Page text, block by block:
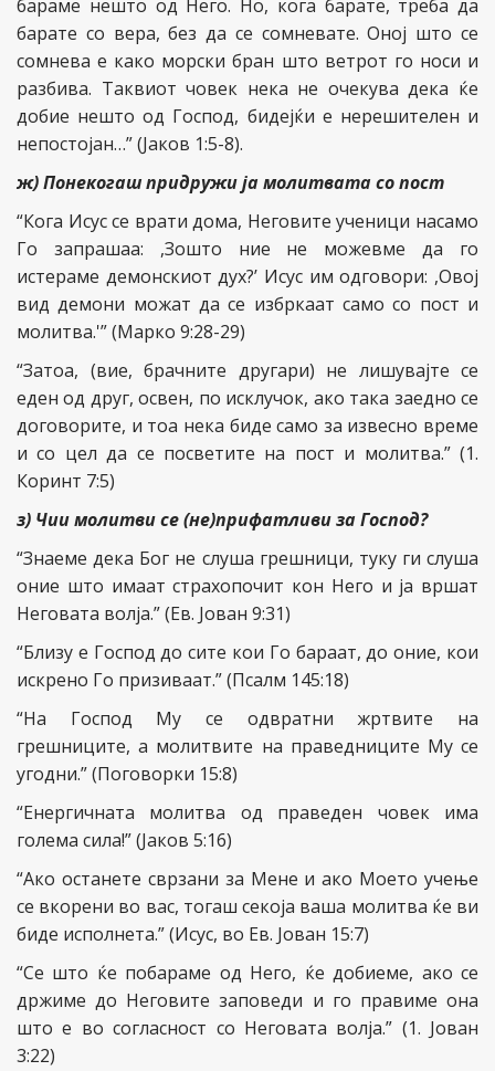
бараме нешто од Него. Но, кога барате, треба да
барате со вера, без да се сомневате. Оној што се
сомнева е како морски бран што ветрот го носи и
разбива. Таквиот човек нека не очекува дека ќе
добие нешто од Господ, бидејќи е нерешителен и
непостојан…” (Јаков 1:5-8).
ж) Понекогаш придружи ја молитвата со пост
“Кога Исус се врати дома, Неговите ученици насамо
Го запрашаа: ,Зошто ние не можевме да го
истераме демонскиот дух?’ Исус им одговори: ,Овој
вид демони можат да се избркаат само со пост и
молитва.'” (Марко 9:28-29)
“Затоа, (вие, брачните другари) не лишувајте се
еден од друг, освен, по исклучок, ако така заедно се
договорите, и тоа нека биде само за извесно време
и со цел да се посветите на пост и молитва.” (1.
Коринт 7:5)
з) Чии молитви се (не)прифатливи за Господ?
“Знаеме дека Бог не слуша грешници, туку ги слуша
оние што имаат страхопочит кон Него и ја вршат
Неговата волја.” (Ев. Јован 9:31)
“Близу е Господ до сите кои Го бараат, до оние, кои
искрено Го призиваат.” (Псалм 145:18)
“На Господ Му се одвратни жртвите на
грешниците, а молитвите на праведниците Му се
угодни.” (Поговорки 15:8)
“Енергичната молитва од праведен човек има
голема сила!” (Јаков 5:16)
“Ако останете сврзани за Мене и ако Моето учење
се вкорени во вас, тогаш секоја ваша молитва ќе ви
биде исполнета.” (Исус, во Ев. Јован 15:7)
“Се што ќе побараме од Него, ќе добиеме, ако се
држиме до Неговите заповеди и го правиме она
што е во согласност со Неговата волја.” (1. Јован
3:22)